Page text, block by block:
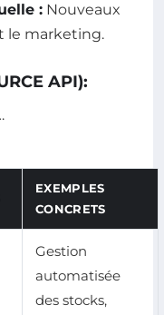
: Nouveaux
le marketing.
API):
EXEMPLES
CONCRETS
Gestion
automatisée
des stocks,